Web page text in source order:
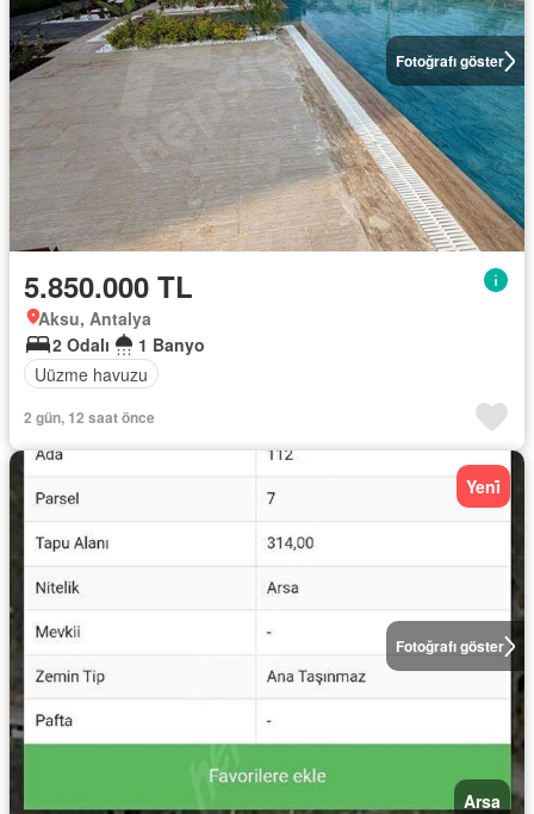
Fotoğrafı göster
5.850.000 TL
Aksu, Antalya
2 Odalı
1 Banyo
Uüzme havuzu
2 gün, 12 saat önce
Fotoğrafı göster
Yeni̇
Arsa